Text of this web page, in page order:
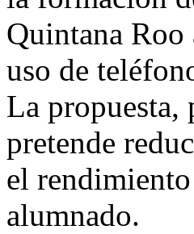
Quintana
uso de
La propuesta,
pretende
el
alumnado.